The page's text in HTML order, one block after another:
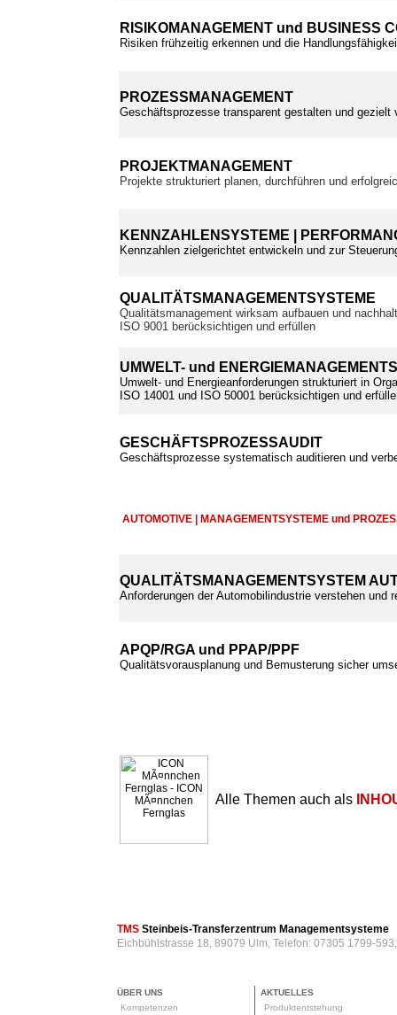
RISIKOMANAGEMENT und BUSINESS
Risiken frühzeitig erkennen und die
PROZESSMANAGEMENT
Geschäftsprozesse transparent gestalten und gezielt
PROJEKTMANAGEMENT
Projekte strukturiert planen, durchführen und
KENNZAHLENSYSTEME |
Kennzahlen zielgerichtet entwickeln und zur
QUALITÄTSMANAGEMENTSYSTEME
Qualitätsmanagement wirksam aufbauen und
ISO 9001 berücksichtigen und erfüllen
UMWELT- und
Umwelt- und Energieanforderungen strukturiert in
ISO 14001 und ISO 50001 berücksichtigen und
GESCHÄFTSPROZESSAUDIT
Geschäftsprozesse systematisch auditieren und
AUTOMOTIVE | MANAGEMENTSYSTEME und
QUALITÄTSMANAGEMENTSYSTEM
Anforderungen der Automobilindustrie verstehen und
APQP/RGA und PPAP/PPF
Qualitätsvorausplanung und Bemusterung sicher
Alle Themen auch als
TMS Steinbeis-Transferzentrum Managementsysteme
Eichbühlstrasse 18, 89079 Ulm, Telefon: 07305 1799-
ÜBER UNS
Kompetenzen
AKTUELLES
Produktentstehung